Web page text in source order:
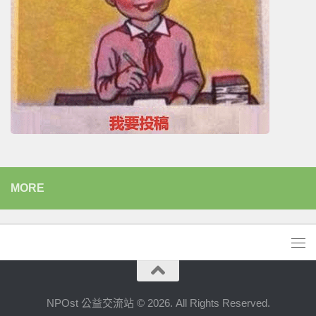
MORE
NPOst 公益交流站 © 2026. All Rights Reserved.